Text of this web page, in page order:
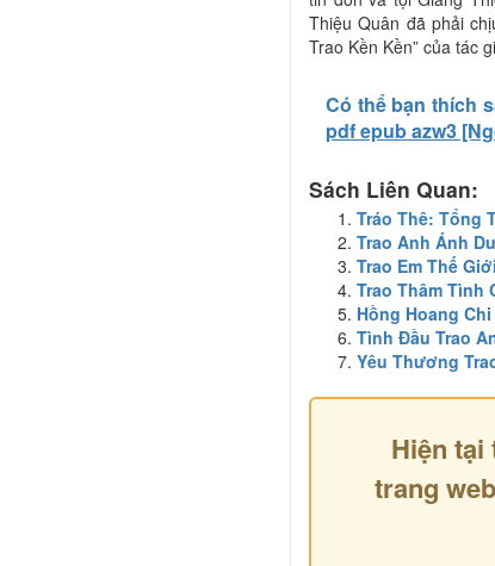
Thiệu Quân đã phải
Trao Kền Kền” của tác
Có thể bạn thích
pdf epub azw3
Sách Liên Quan:
Tráo Thê: Tổng
Trao Anh Ánh
Trao Em Thế
Trao Thâm Tình
Hồng Hoang
Tình Đầu Trao
Yêu Thương
Hiện
trang